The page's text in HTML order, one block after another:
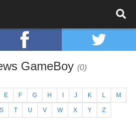
GameBoy (0)
E F G H J K L M
S T U V W X Y Z